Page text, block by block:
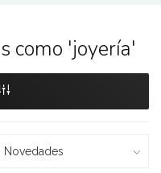
como 'joyería'